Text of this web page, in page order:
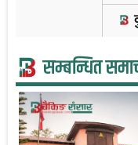
सम्बन्धित